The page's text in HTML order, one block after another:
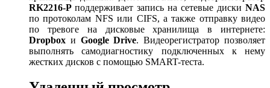
RK2216-P поддерживает запись на сетевые диски NAS
по протоколам NFS или CIFS, а также отправку видео
по тревоге на дисковые хранилища в интернете:
Dropbox и Google Drive. Видеорегистратор позволяет
выполнять самодиагностику подключенных к нему
жестких дисков с помощью SMART-теста.